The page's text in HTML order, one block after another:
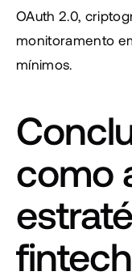
OAuth 2.0,
monitoramento
mínimos.
como